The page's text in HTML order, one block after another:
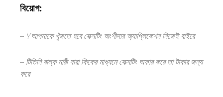
বিয়োগ:
– Yআপনাকে খুঁজতে হবেসেক্সটিং অংশীদারঅ্যাপ্লিকেশন নিজেই বাইরে
– টিতিনি বাল্কনারীযারা কিকের মাধ্যমে সেক্সটিং অফার করে তা টাকার জন্য
করে